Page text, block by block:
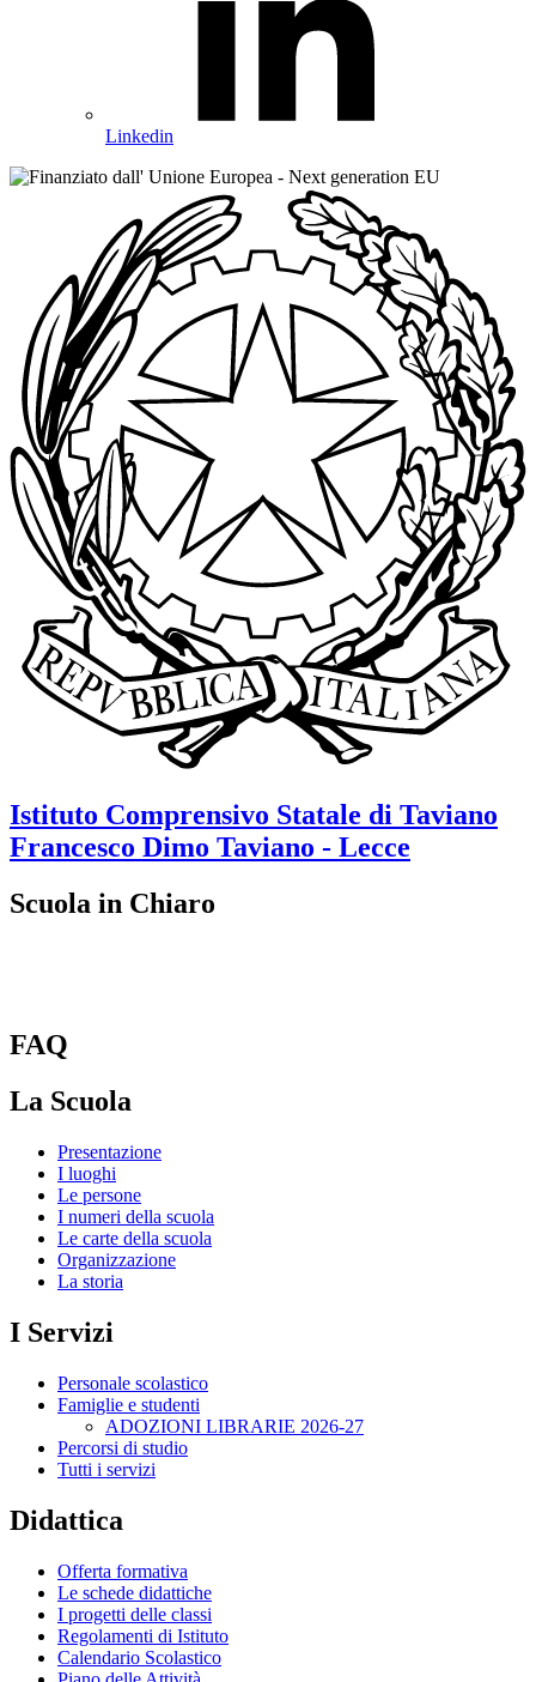
Linkedin
Istituto Comprensivo Statale di Taviano
Francesco Dimo Taviano - Lecce
Scuola in Chiaro
FAQ
La Scuola
Presentazione
I luoghi
Le persone
I numeri della scuola
Le carte della scuola
Organizzazione
La storia
I Servizi
Personale scolastico
Famiglie e studenti
ADOZIONI LIBRARIE 2026-27
Percorsi di studio
Tutti i servizi
Didattica
Offerta formativa
Le schede didattiche
I progetti delle classi
Regolamenti di Istituto
Calendario Scolastico